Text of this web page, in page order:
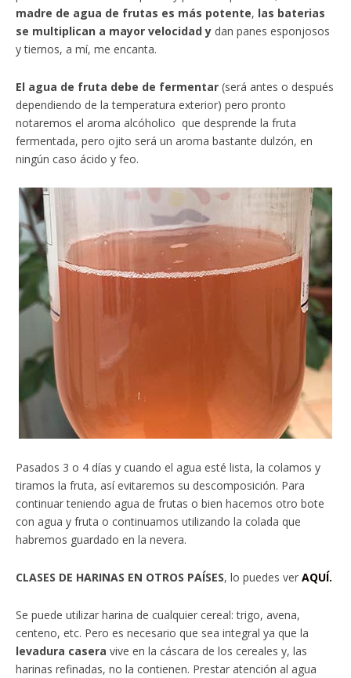
madre de agua de frutas es más potente, las baterias
se multiplican a mayor velocidad y dan panes esponjosos
y tiernos, a mí, me encanta.
El agua de fruta debe de fermentar (será antes o después
dependiendo de la temperatura exterior) pero pronto
notaremos el aroma alcóholico que desprende la fruta
fermentada, pero ojito será un aroma bastante dulzón, en
ningún caso ácido y feo.
Pasados 3 o 4 días y cuando el agua esté lista, la colamos y
tiramos la fruta, así evitaremos su descomposición. Para
continuar teniendo agua de frutas o bien hacemos otro bote
con agua y fruta o continuamos utilizando la colada que
habremos guardado en la nevera.
CLASES DE HARINAS EN OTROS PAÍSES, lo puedes ver AQUÍ.
Se puede utilizar harina de cualquier cereal: trigo, avena,
centeno, etc. Pero es necesario que sea integral ya que la
levadura casera vive en la cáscara de los cereales y, las
harinas refinadas, no la contienen. Prestar atención al agua